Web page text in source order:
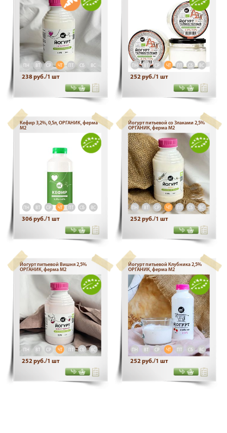
ПН ВТ СР ЧТ СБ ВС
238 руб./1 шт
ПН ВТ СР ЧТ СБ ВС
252 руб./1 шт
Кефир 3,2%, 0,5л, ОРГАНИК, ферма
М2
ПН ВТ СР ЧТ СБ ВС
306 руб./1 шт
Йогурт питьевой со Злаками 2,5%
ОРГАНИК, ферма М2
ПН ВТ СР ЧТ СБ ВС
252 руб./1 шт
Йогурт питьевой Вишня 2,5%
ОРГАНИК, ферма М2
ПН ВТ СР ЧТ ПТ СБ ВС
252 руб./1 шт
Йогурт питьевой Клубника 2,5%
ОРГАНИК, ферма М2
ПН ВТ СР ЧТ ПТ СБ ВС
252 руб./1 шт